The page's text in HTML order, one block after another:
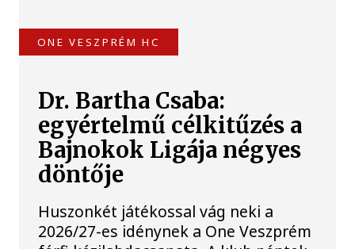
ONE VESZPRÉM HC
Dr. Bartha Csaba:
egyértelmű célkitűzés a
Bajnokok Ligája négyes
döntője
Huszonkét játékossal vág neki a
2026/27-es idénynek a One Veszprém